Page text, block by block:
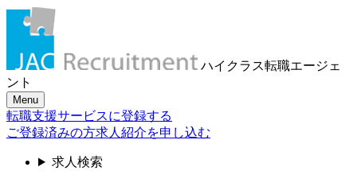
ハイクラス転職エージェ
ント
Menu
転職支援サービスに登録する
ご登録済みの方求人紹介を申し込む
求人検索